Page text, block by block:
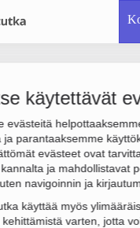
käytettävät
evästeitä
ja parantaaksemme
evästeet ovat
ja mahdollistavat
navigoinnin ja
käyttää myös
kehittämistä varten, jotta
Sähkö Oy
6. Sen